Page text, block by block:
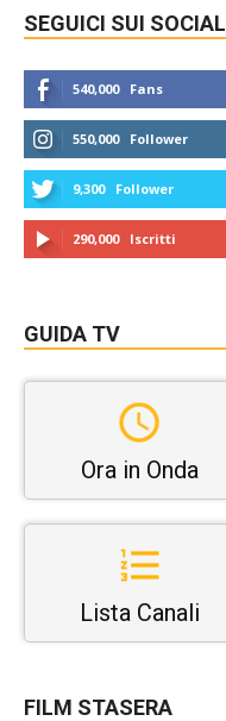
SEGUICI SUI SOCIAL
540,000 Fans
550,000 Follower
9,300 Follower
290,000 Iscritti
GUIDA TV
Ora in Onda
Lista Canali
FILM STASERA